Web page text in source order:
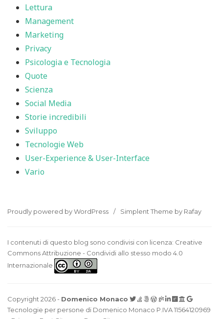
Lettura
Management
Marketing
Privacy
Psicologia e Tecnologia
Quote
Scienza
Social Media
Storie incredibili
Sviluppo
Tecnologie Web
User-Experience & User-Interface
Vario
Proudly powered by WordPress Simplent Theme by Rafay
I contenuti di questo blog sono condivisi con licenza: Creative
Commons Attribuzione - Condividi allo stesso modo 4.0
Internazionale
Copyright 2026 - Domenico Monaco
Tecnologie per persone di Domenico Monaco P.IVA 11564120969